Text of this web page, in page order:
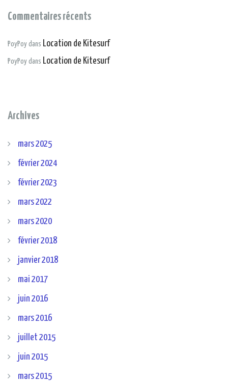
Commentaires récents
PoyPoy dans Location de Kitesurf
PoyPoy dans Location de Kitesurf
Archives
mars 2025
février 2024
février 2023
mars 2022
mars 2020
février 2018
janvier 2018
mai 2017
juin 2016
mars 2016
juillet 2015
juin 2015
mars 2015